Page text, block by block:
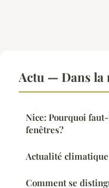
Actu — Dans la
Nice: Pourquoi
fenêtres?
Actualité
Comment se